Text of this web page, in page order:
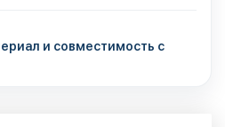
и совместимость с